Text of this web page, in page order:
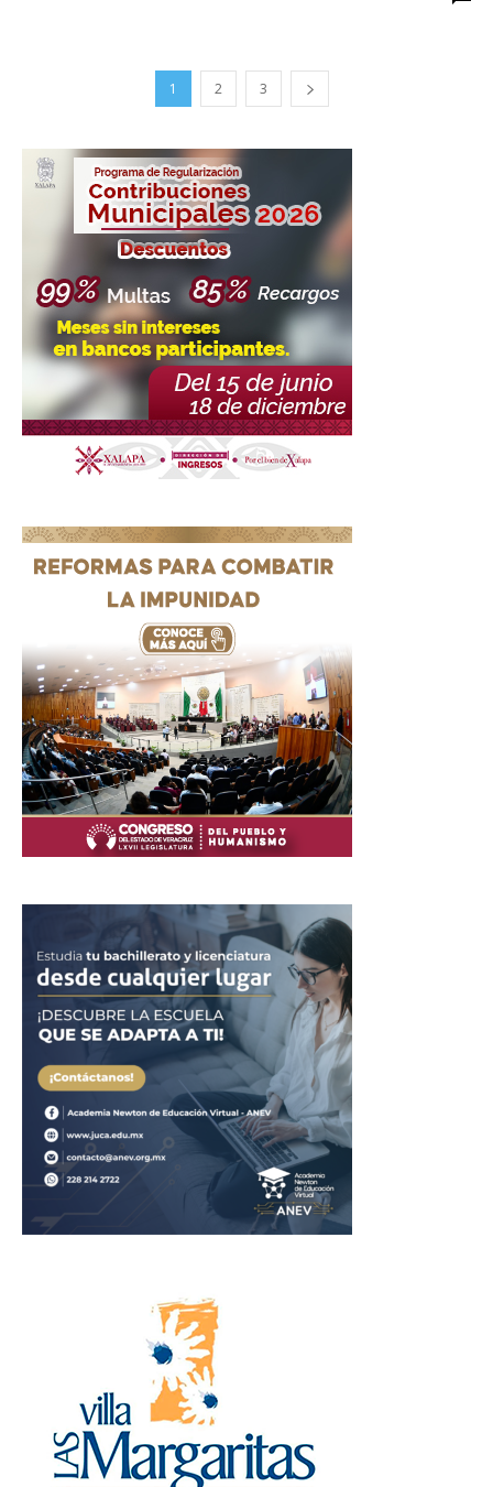
1 2 3